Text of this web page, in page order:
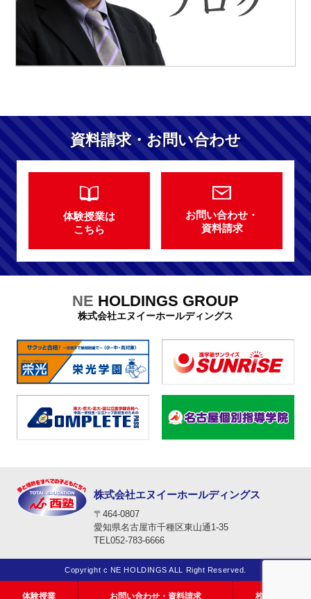
資料請求・お問い合わせ
体験授業は
こちら
お問い合わせ・
資料請求
NE HOLDINGS GROUP
株式会社エヌイーホールディングス
株式会社エヌイーホールディングス
〒464-0807
愛知県名古屋市千種区東山通1-35
TEL052-783-6666
Copyright c NE HOLDINGS ALL Right Reserved.
体験授業 お問い合わせ・資料請求 校舎一覧